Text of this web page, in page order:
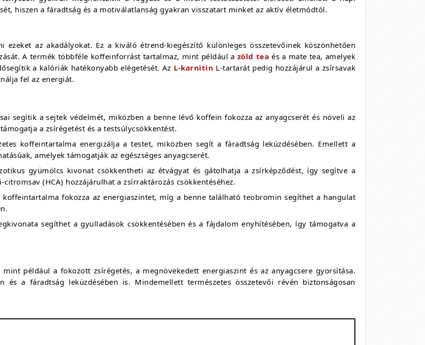
hiszen a fáradtság és a motiválatlanság gyakran visszatart minket az aktív életmódtól.
az akadályokat. Ez a kiváló étrend-kiegészítő különleges összetevőinek köszönhetően
A termék többféle koffeinforrást tartalmaz, mint például a zöld tea és a mate tea, amelyek
a kalóriák hatékonyabb elégetését. Az L-karnitin L-tartarát pedig hozzájárul a zsírsavak
fel az energiát.
segítik a sejtek védelmét, miközben a benne lévő koffein fokozza az anyagcserét és növeli az
a zsírégetést és a testsúlycsökkentést.
koffeintartalma energizálja a testet, miközben segít a fáradtság leküzdésében. Emellett a
amelyek támogatják az egészséges anyagcserét.
gyümölcs kivonat csökkentheti az étvágyat és gátolhatja a zsírképződést, így segítve a
(HCA) hozzájárulhat a zsírraktározás csökkentéséhez.
koffeintartalma fokozza az energiaszintet, míg a benne található teobromin segíthet a hangulat
segíthet a gyulladások csökkentésében és a fájdalom enyhítésében, így támogatva a
például a fokozott zsírégetés, a megnövekedett energiaszint és az anyagcsere gyorsítása.
és a fáradtság leküzdésében is. Mindemellett természetes összetevői révén biztonságosan